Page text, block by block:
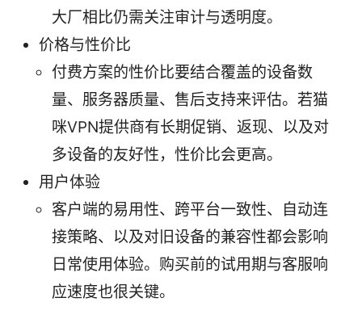
大厂相比仍需关注审计与透明度。
价格与性价比
付费方案的性价比要结合覆盖的设备数
量、服务器质量、售后支持来评估。若猫
咪VPN提供商有长期促销、返现、以及对
多设备的友好性，性价比会更高。
用户体验
客户端的易用性、跨平台一致性、自动连
接策略、以及对旧设备的兼容性都会影响
日常使用体验。购买前的试用期与客服响
应速度也很关键。